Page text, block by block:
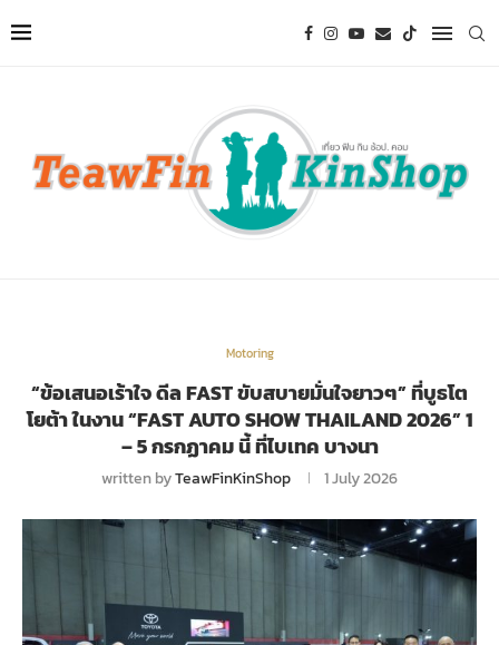
Motoring
“ข้อเสนอเร้าใจ ดีล FAST ขับสบายมั่นใจยาวๆ” ที่บูธโต
โยต้า ในงาน “FAST AUTO SHOW THAILAND 2026” 1
– 5 กรกฏาคม นี้ ที่ไบเทค บางนา
written byTeawFinKinShop 1 July 2026